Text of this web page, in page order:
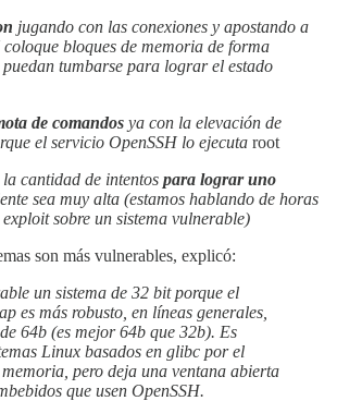
jugando con las conexiones y apostando a
coloque bloques de memoria de forma
tumbarse para lograr el estado
de comandos ya con la elevación de
el servicio OpenSSH lo ejecuta root
la cantidad de intentos para lograr uno
sea muy alta (estamos hablando de horas
sobre un sistema vulnerable)
son más vulnerables, explicó:
un sistema de 32 bit porque el
es más robusto, en líneas generales,
64b (es mejor 64b que 32b). Es
Linux basados en glibc por el
pero deja una ventana abierta
que usen OpenSSH.